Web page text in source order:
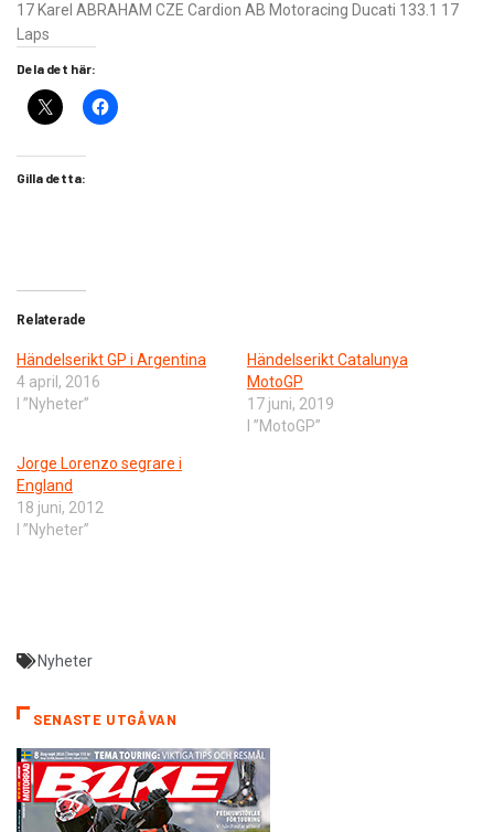
17 Karel ABRAHAM CZE Cardion AB Motoracing Ducati 133.1 17
Laps
Dela det här:
Gilla detta:
Relaterade
Händelserikt GP i Argentina
4 april, 2016
I ”Nyheter”
Händelserikt Catalunya
MotoGP
17 juni, 2019
I ”MotoGP”
Jorge Lorenzo segrare i
England
18 juni, 2012
I ”Nyheter”
Nyheter
SENASTE UTGÅVAN